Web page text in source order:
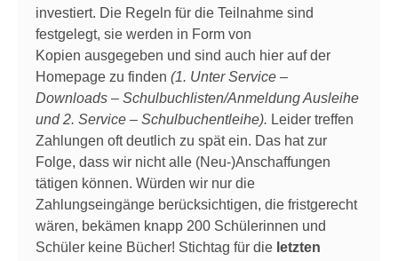
investiert. Die Regeln für die Teilnahme sind
festgelegt, sie werden in Form von
Kopien ausgegeben und sind auch hier auf der
Homepage zu finden (1. Unter Service –
Downloads – Schulbuchlisten/Anmeldung Ausleihe
und 2. Service – Schulbuchentleihe). Leider treffen
Zahlungen oft deutlich zu spät ein. Das hat zur
Folge, dass wir nicht alle (Neu-)Anschaffungen
tätigen können. Würden wir nur die
Zahlungseingänge berücksichtigen, die fristgerecht
wären, bekämen knapp 200 Schülerinnen und
Schüler keine Bücher! Stichtag für die letzten